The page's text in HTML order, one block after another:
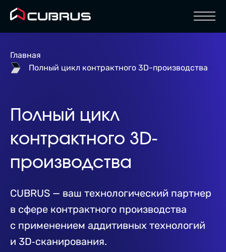
Главная
Полный цикл контрактного 3D-производства
Полный цикл
контрактного 3D-
производства
CUBRUS — ваш технологический партнер
в сфере контрактного производства
с применением аддитивных технологий
и 3D‑сканирования.